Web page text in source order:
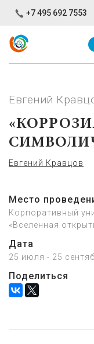
+7 495 692 7553
Евгений
Евгений Кравцов
Место
Корпоративный
«Вселенная
Дата
25 июля - 25
Поделиться